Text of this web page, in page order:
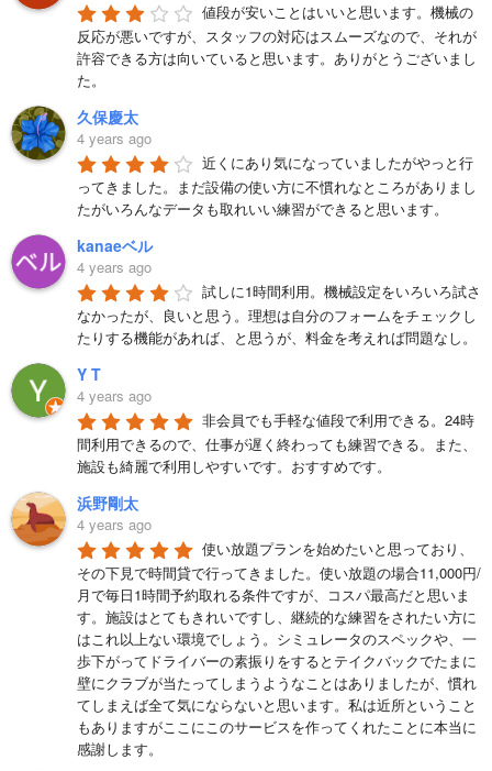
値段が安いことはいいと思います。機械の
反応が悪いですが、スタッフの対応はスムーズなので、それが
許容できる方は向いていると思います。ありがとうございまし
た。
久保慶太
4 years ago
近くにあり気になっていましたがやっと行
ってきました。まだ設備の使い方に不慣れなところがありまし
たがいろんなデータも取れいい練習ができると思います。
kanaeベル
4 years ago
試しに1時間利用。機械設定をいろいろ試さ
なかったが、良いと思う。理想は自分のフォームをチェックし
たりする機能があれば、と思うが、料金を考えれば問題なし。
Y T
4 years ago
非会員でも手軽な値段で利用できる。24時
間利用できるので、仕事が遅く終わっても練習できる。また、
施設も綺麗で利用しやすいです。おすすめです。
浜野剛太
4 years ago
使い放題プランを始めたいと思っており、
その下見で時間貸で行ってきました。使い放題の場合11,000円/
月で毎日1時間予約取れる条件ですが、コスパ最高だと思いま
す。施設はとてもきれいですし、継続的な練習をされたい方に
はこれ以上ない環境でしょう。シミュレータのスペックや、一
歩下がってドライバーの素振りをするとテイクバックでたまに
壁にクラブが当たってしまうようなことはありましたが、慣れ
てしまえば全て気にならないと思います。私は近所ということ
もありますがここにこのサービスを作ってくれたことに本当に
感謝します。